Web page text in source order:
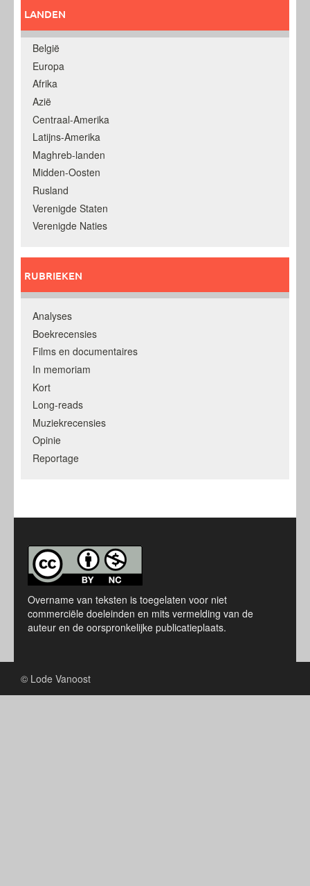
LANDEN
België
Europa
Afrika
Azië
Centraal-Amerika
Latijns-Amerika
Maghreb-landen
Midden-Oosten
Rusland
Verenigde Staten
Verenigde Naties
RUBRIEKEN
Analyses
Boekrecensies
Films en documentaires
In memoriam
Kort
Long-reads
Muziekrecensies
Opinie
Reportage
Overname van teksten is toegelaten voor niet
commerciële doeleinden en mits vermelding van de
auteur en de oorspronkelijke publicatieplaats.
© Lode Vanoost